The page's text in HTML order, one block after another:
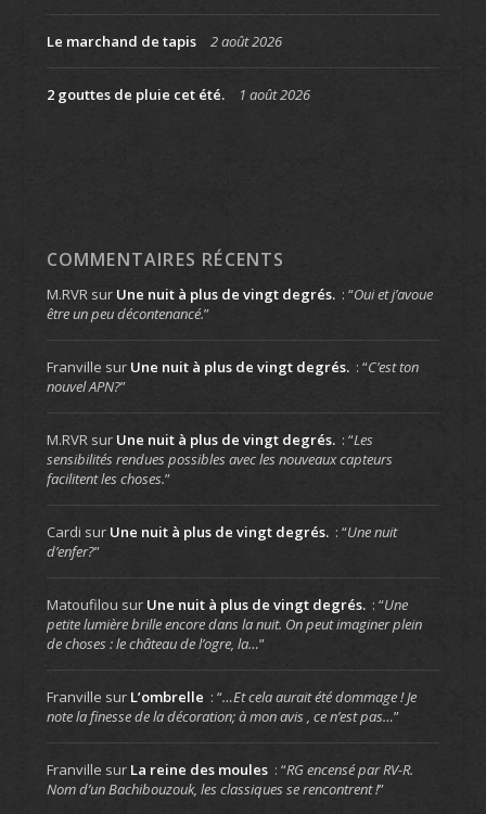
Le marchand de tapis 2 août 2026
2 gouttes de pluie cet été. 1 août 2026
COMMENTAIRES RÉCENTS
M.RVRsur Une nuit à plus de vingt degrés. : “Oui et j’avoue
être un peu décontenancé.”
Franville sur Une nuit à plus de vingt degrés. : “C’est ton
nouvel APN?”
M.RVRsur Une nuit à plus de vingt degrés. : “Les
sensibilités rendues possibles avec les nouveaux capteurs
facilitent les choses.”
Cardi sur Une nuit à plus de vingt degrés. : “Une nuit
d’enfer?”
Matoufilou sur Une nuit à plus de vingt degrés. : “Une
petite lumière brille encore dans la nuit. On peut imaginer plein
de choses : le château de l’ogre, la…”
Franville sur L’ombrelle : “…Et cela aurait été dommage ! Je
note la finesse de la décoration; à mon avis , ce n’est pas…”
Franville sur La reine des moules : “RG encensé par RV-R.
Nom d’un Bachibouzouk, les classiques se rencontrent !”